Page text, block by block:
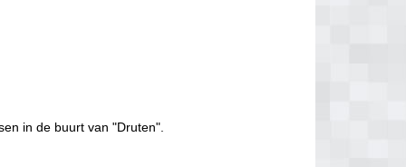
in de buurt van "Druten".